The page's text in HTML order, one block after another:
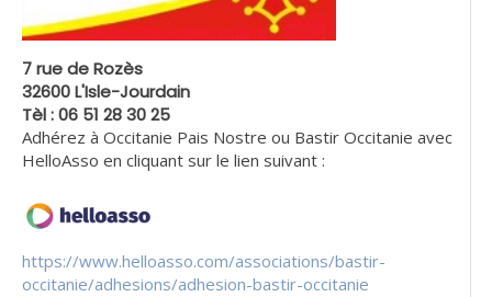
7 rue de Rozès
32600 L'Isle-Jourdain
Tèl : 06 51 28 30 25
Adhérez à Occitanie Pais Nostre ou Bastir Occitanie avec
HelloAsso en cliquant sur le lien suivant :
https://www.helloasso.com/associations/bastir-
occitanie/adhesions/adhesion-bastir-occitanie